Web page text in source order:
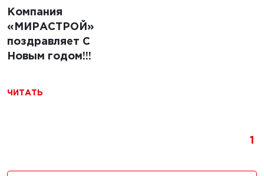
Компания
«МИРАСТРОЙ»
поздравляет С
Новым годом!!!
ЧИТАТЬ
1
Республике
Беларусь